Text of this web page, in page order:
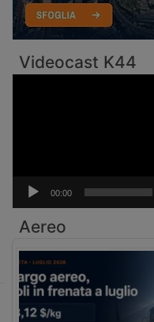
Videocast K44
00:00
Aereo